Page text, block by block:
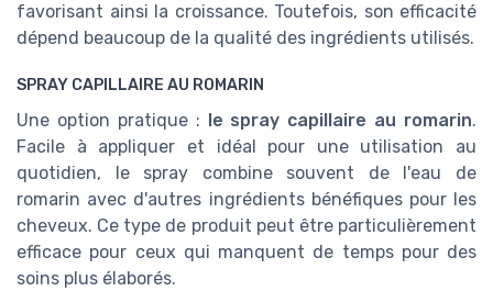
favorisant ainsi la croissance. Toutefois, son efficacité
dépend beaucoup de la qualité des ingrédients utilisés.
SPRAY CAPILLAIRE AU ROMARIN
Une option pratique : le spray capillaire au romarin.
Facile à appliquer et idéal pour une utilisation au
quotidien, le spray combine souvent de l'eau de
romarin avec d'autres ingrédients bénéfiques pour les
cheveux. Ce type de produit peut être particulièrement
efficace pour ceux qui manquent de temps pour des
soins plus élaborés.